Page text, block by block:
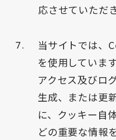
応させていただ
当サイトでは、
を使用していま
アクセス及びロ
生成、または更
に、クッキー自
どの重要な情報